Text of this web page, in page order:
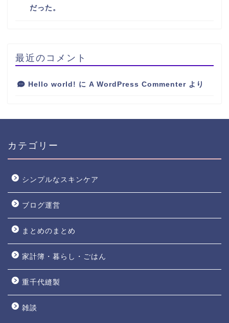
だった。
最近のコメント
Hello world! に A WordPress Commenter より
カテゴリー
シンプルなスキンケア
ブログ運営
まとめのまとめ
家計簿・暮らし・ごはん
重千代縫製
雑談
web shop